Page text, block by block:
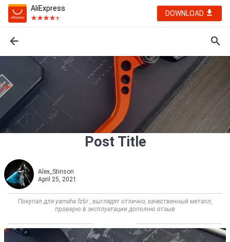
AliExpress
DOWNLOAD
Post Title
Alex_Stinson
April 25, 2021
Покупал для yamaha fz6r , выглядят отлично, качественный металл,
проверю в эксплуатации дополню отзыв